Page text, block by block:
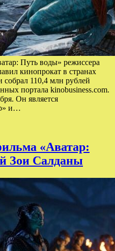
Путь воды» режиссера
кинопрокат в странах
110,4 млн рублей
портала kinobusiness.com.
Он является
и…
«Аватар:
Зои Салданы